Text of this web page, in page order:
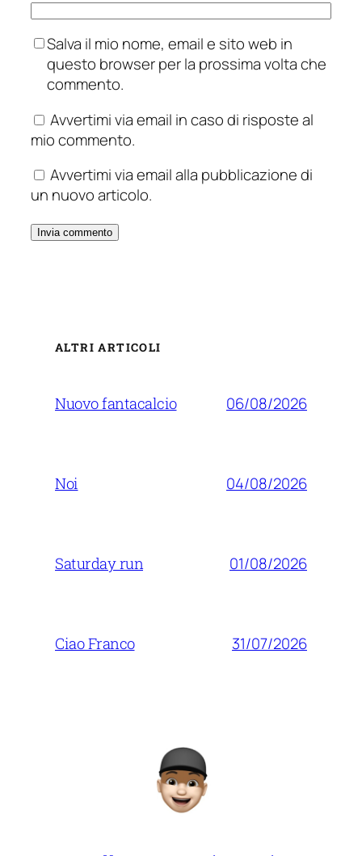
Salva il mio nome, email e sito web in
questo browser per la prossima volta che
commento.
Avvertimi via email in caso di risposte al
mio commento.
Avvertimi via email alla pubblicazione di
un nuovo articolo.
ALTRI ARTICOLI
Nuovo fantacalcio 06/08/2026
Noi 04/08/2026
Saturday run 01/08/2026
Ciao Franco 31/07/2026